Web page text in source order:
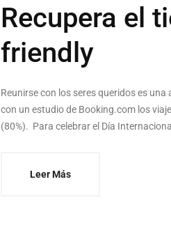
Recupera el
friendly
Reunirse con los seres queridos es
con un estudio de Booking.com los
(80%). Para celebrar el Día
Leer Más